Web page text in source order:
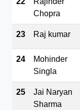
Chopra
23 Raj kumar
24
Mohinder
Singla
25
Jai Naryan
Sharma